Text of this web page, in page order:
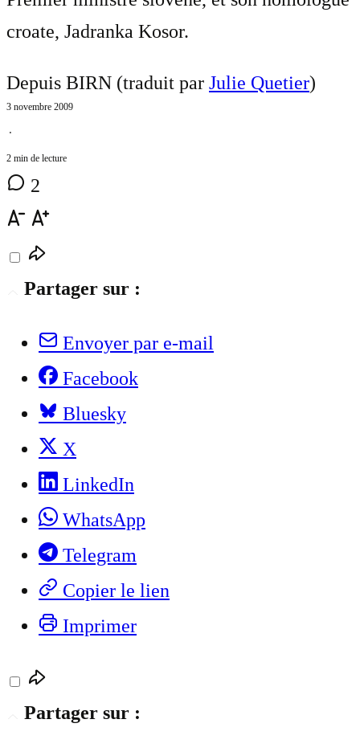
croate, Jadranka Kosor.
Depuis BIRN (traduit par Julie Quetier)
3 novembre 2009
⋅
2 min de lecture
2
Partager sur :
Envoyer par e-mail
Facebook
Bluesky
X
LinkedIn
WhatsApp
Telegram
Copier le lien
Imprimer
Partager sur :